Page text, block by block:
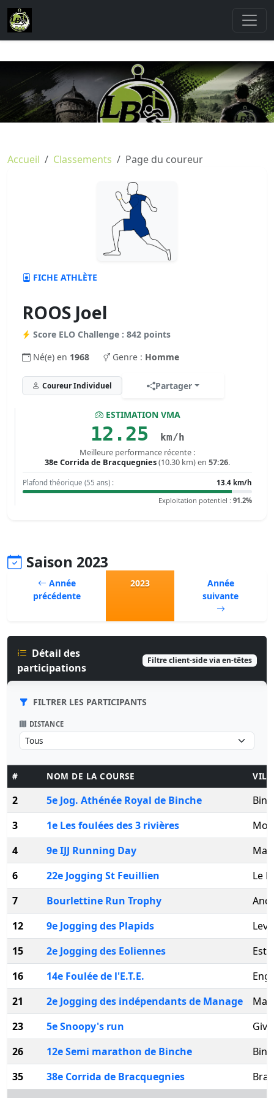
Accueil Classements Page du coureur
FICHE ATHLÈTE
ROOS Joel
Score ELO Challenge : 842 points
Né(e) en 1968 Genre : Homme
Coureur Individuel Partager
ESTIMATION VMA
12.25 km/h
Meilleure performance récente :
38e Corrida de Bracquegnies(10.30 km) en 57:26.
Plafond théorique (55 ans) :
13.4 km/h
Exploitation potentiel : 91.2%
Saison 2023
Année
précédente
2023
Année
suivante
Détail des
participations
Filtre client-side via en-têtes
FILTRER LES PARTICIPANTS
DISTANCE
# NOM DE LA COURSE
2 5e Jog. Athénée Royal de Binche
3
1e Les foulées des 3 rivières
4
9e IJJ Running Day
6
22e Jogging St Feuillien
Le
7
Bourlettine Run Trophy
12
9e Jogging des Plapids
15
2e Jogging des Eoliennes
16
14e Foulée de l'E.T.E.
21
2e Jogging des indépendants de Manage
23
5e Snoopy's run
26
12e Semi marathon de Binche
35
38e Corrida de Bracquegnies